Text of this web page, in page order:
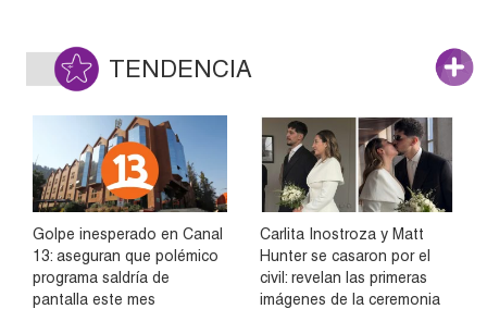
TENDENCIA
Golpe inesperado en Canal
13: aseguran que polémico
programa saldría de
pantalla este mes
Carlita Inostroza y Matt
Hunter se casaron por el
civil: revelan las primeras
imágenes de la ceremonia